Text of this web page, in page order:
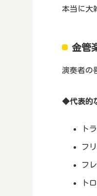
本当に大
金管
演奏者の
◆代表的
ト
フ
フ
ト